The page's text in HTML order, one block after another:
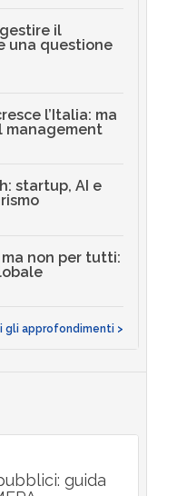
il
una questione
l’Italia: ma
management
startup, AI e
ma non per tutti:
gli approfondimenti >
guida